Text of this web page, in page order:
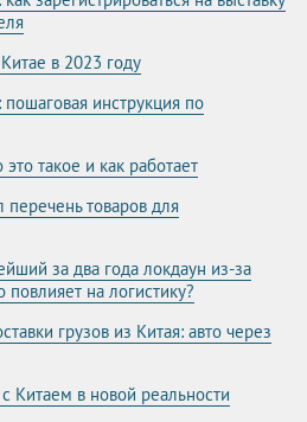
в 2023 году
инструкция по
такое и как работает
товаров для
за два года локдаун из-за
на логистику?
грузов из Китая: авто через
Китаем в новой реальности